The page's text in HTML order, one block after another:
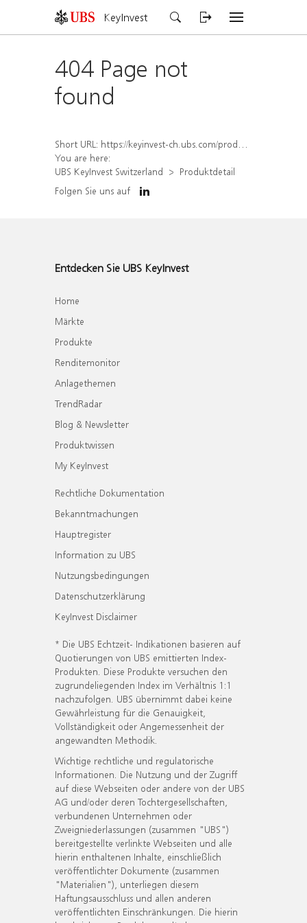
KeyInvest
404 Page not
found
Short URL: https://keyinvest-ch.ubs.com/produkt/detail/index/isin/CH1569450351
You are here:
UBS KeyInvest Switzerland
Produktdetail
Folgen Sie uns auf
Entdecken Sie UBS KeyInvest
Home
Märkte
Produkte
Renditemonitor
Anlagethemen
TrendRadar
Blog & Newsletter
Produktwissen
My KeyInvest
Rechtliche Dokumentation
Bekanntmachungen
Hauptregister
Information zu UBS
Nutzungsbedingungen
Datenschutzerklärung
KeyInvest Disclaimer
* Die UBS Echtzeit- Indikationen basieren auf
Quotierungen von UBS emittierten Index-
Produkten. Diese Produkte versuchen den
zugrundeliegenden Index im Verhältnis 1:1
nachzufolgen. UBS übernimmt dabei keine
Gewährleistung für die Genauigkeit,
Vollständigkeit oder Angemessenheit der
angewandten Methodik.
Wichtige rechtliche und regulatorische
Informationen. Die Nutzung und der Zugriff
auf diese Webseiten oder andere von der UBS
AG und/oder deren Tochtergesellschaften,
verbundenen Unternehmen oder
Zweigniederlassungen (zusammen "UBS")
bereitgestellte verlinkte Webseiten und alle
hierin enthaltenen Inhalte, einschließlich
veröffentlichter Dokumente (zusammen
"Materialien"), unterliegen diesem
Haftungsausschluss und allen anderen
veröffentlichten Einschränkungen. Die hierin